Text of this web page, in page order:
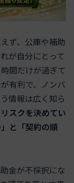
ず、公庫や補助
が自分にとって
間だけが過ぎて
有利で、ノンバ
情報は広く知ら
スクを決めてい
と「契約の順
金が不採択にな